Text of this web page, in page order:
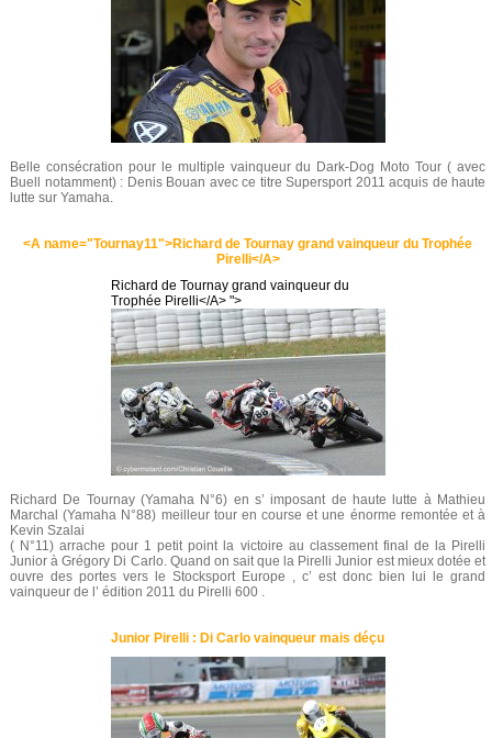
Belle consécration pour le multiple vainqueur du Dark-Dog Moto Tour ( avec
Buell notamment) : Denis Bouan avec ce titre Supersport 2011 acquis de haute
lutte sur Yamaha.
<A name="Tournay11">Richard de Tournay grand vainqueur du Trophée
Pirelli</A>
Richard de Tournay grand vainqueur du
Trophée Pirelli</A> ">
Richard De Tournay (Yamaha N°6) en s’ imposant de haute lutte à Mathieu
Marchal (Yamaha N°88) meilleur tour en course et une énorme remontée et à
Kevin Szalai
( N°11) arrache pour 1 petit point la victoire au classement final de la Pirelli
Junior à Grégory Di Carlo. Quand on sait que la Pirelli Junior est mieux dotée et
ouvre des portes vers le Stocksport Europe , c’ est donc bien lui le grand
vainqueur de l’ édition 2011 du Pirelli 600 .
Junior Pirelli : Di Carlo vainqueur mais déçu